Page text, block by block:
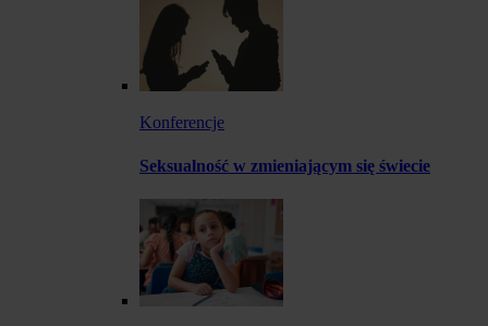
Konferencje
Seksualność w zmieniającym się świecie